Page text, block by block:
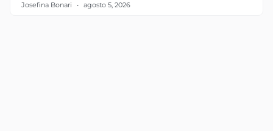
Josefina Bonari agosto 5, 2026